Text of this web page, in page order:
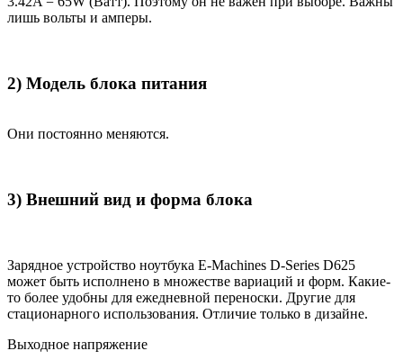
лишь вольты и амперы.
2) Модель блока питания
Они постоянно меняются.
3) Внешний вид и форма блока
Зарядное устройство ноутбука E-Machines D-Series D625
может быть исполнено в множестве вариаций и форм. Какие-
то более удобны для ежедневной переноски. Другие для
стационарного использования. Отличие только в дизайне.
Выходное напряжение